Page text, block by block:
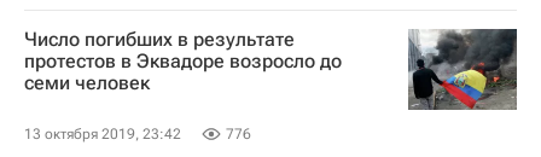
Тимо Вернер
Илкай Гюндоган
Число погибших в результате
протестов в Эквадоре возросло до
семи человек
13 октября 2019, 23:42 776